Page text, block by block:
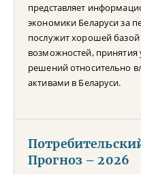
представляет
экономики Беларуси за
послужит хорошей
возможностей,
решений относительно
активами в Беларуси.
Прогноз – 2026